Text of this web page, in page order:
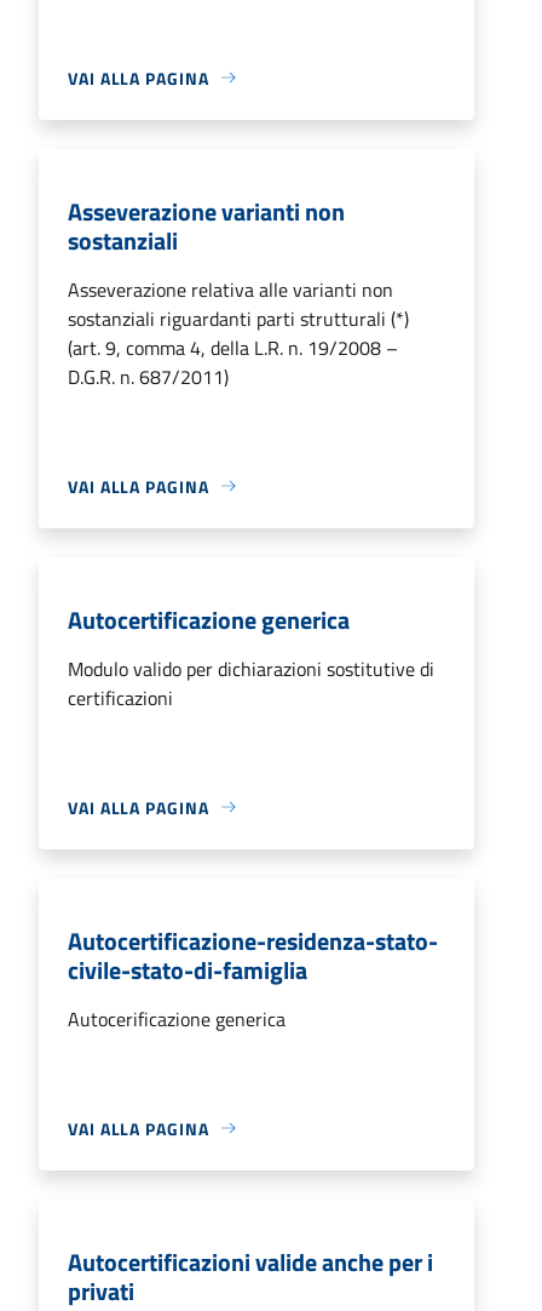
VAI ALLA PAGINA
Asseverazione varianti non
sostanziali
Asseverazione relativa alle varianti non
sostanziali riguardanti parti strutturali (*)
(art. 9, comma 4, della L.R. n. 19/2008 –
D.G.R. n. 687/2011)
VAI ALLA PAGINA
Autocertificazione generica
Modulo valido per dichiarazioni sostitutive di
certificazioni
VAI ALLA PAGINA
Autocertificazione-residenza-stato-
civile-stato-di-famiglia
Autocerificazione generica
VAI ALLA PAGINA
Autocertificazioni valide anche per i
privati